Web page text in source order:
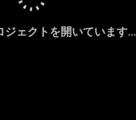
ジェクトを開いています...